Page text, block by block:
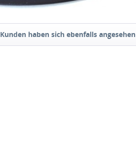
Kunden haben sich ebenfalls angesehen